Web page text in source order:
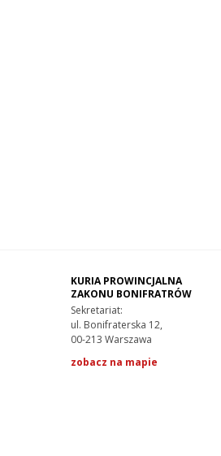
KURIA PROWINCJALNA
ZAKONU BONIFRATRÓW
Sekretariat:
ul. Bonifraterska 12,
00-213 Warszawa
zobacz na mapie